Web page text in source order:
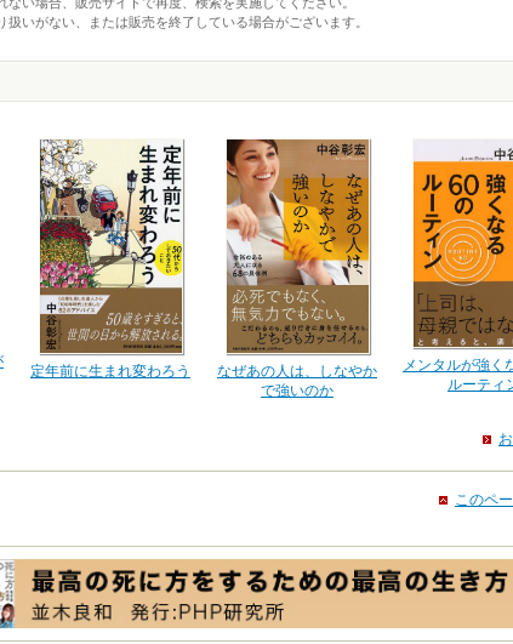
いがない、または販売を終了している場合がございます。
定年前に生まれ変わろう
なぜあの人は、しなやか
で強いのか
メンタルが強く
ルーティ
このペ